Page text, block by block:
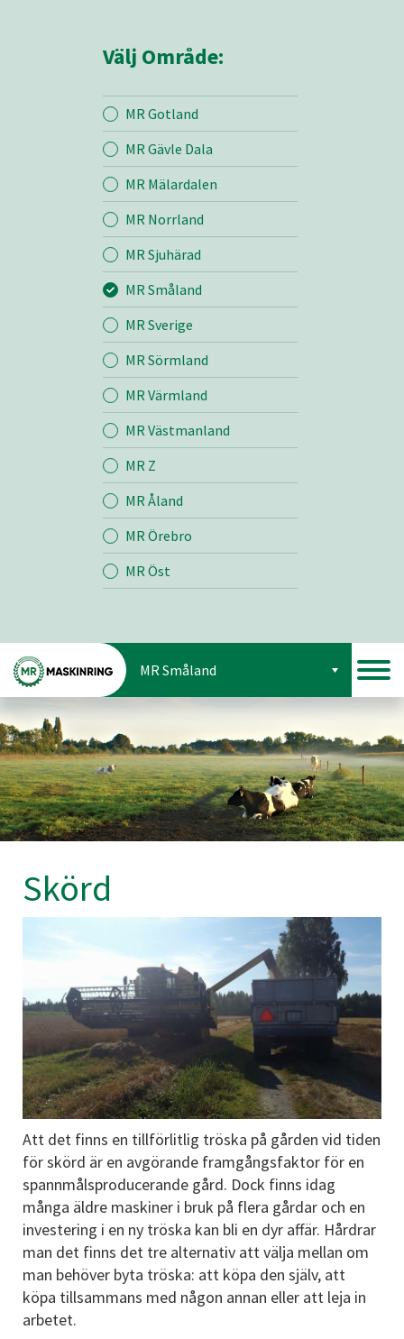
Mina sidor
MR Småland
Entreprenad
Bemanning
Välj Område:
MR Gotland
MR Gävle Dala
MR Mälardalen
MR Norrland
MR Sjuhärad
MR Småland
MR Sverige
MR Sörmland
MR Värmland
MR Västmanland
MR Z
MR Åland
MR Örebro
MR Öst
MR Småland
Skörd
Att det finns en tillförlitlig tröska på gården vid tiden
för skörd är en avgörande framgångsfaktor för en
spannmålsproducerande gård. Dock finns idag
många äldre maskiner i bruk på flera gårdar och en
investering i en ny tröska kan bli en dyr affär. Hårdrar
man det finns det tre alternativ att välja mellan om
man behöver byta tröska: att köpa den själv, att
köpa tillsammans med någon annan eller att leja in
arbetet.